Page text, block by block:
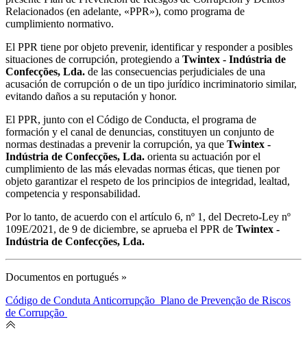
Relacionados (en adelante, «PPR»), como programa de
cumplimiento normativo.
El PPR tiene por objeto prevenir, identificar y responder a posibles
situaciones de corrupción, protegiendo a Twintex - Indústria de
Confecções, Lda. de las consecuencias perjudiciales de una
acusación de corrupción o de un tipo jurídico incriminatorio similar,
evitando daños a su reputación y honor.
El PPR, junto con el Código de Conducta, el programa de
formación y el canal de denuncias, constituyen un conjunto de
normas destinadas a prevenir la corrupción, ya que Twintex -
Indústria de Confecções, Lda. orienta su actuación por el
cumplimiento de las más elevadas normas éticas, que tienen por
objeto garantizar el respeto de los principios de integridad, lealtad,
competencia y responsabilidad.
Por lo tanto, de acuerdo con el artículo 6, nº 1, del Decreto-Ley nº
109E/2021, de 9 de diciembre, se aprueba el PPR de Twintex -
Indústria de Confecções, Lda.
Documentos en portugués »
Código de Conduta Anticorrupção Plano de Prevenção de Riscos
de Corrupção